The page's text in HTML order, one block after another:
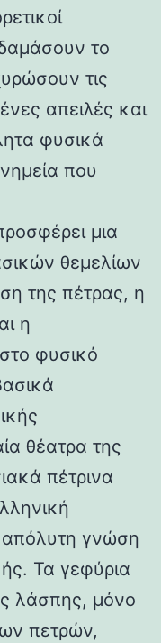
το
τις
απειλές και
φυσικά
που
μια
θεμελίων
της πέτρας, η
η
φυσικό
θέατρα της
πέτρινα
απόλυτη γνώση
Τα γεφύρια
λάσπης, μόνο
πετρών,